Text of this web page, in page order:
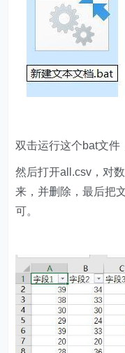
双击运行这个bat文件
然后打开all.csv，对
来，并删除，最后把
可。